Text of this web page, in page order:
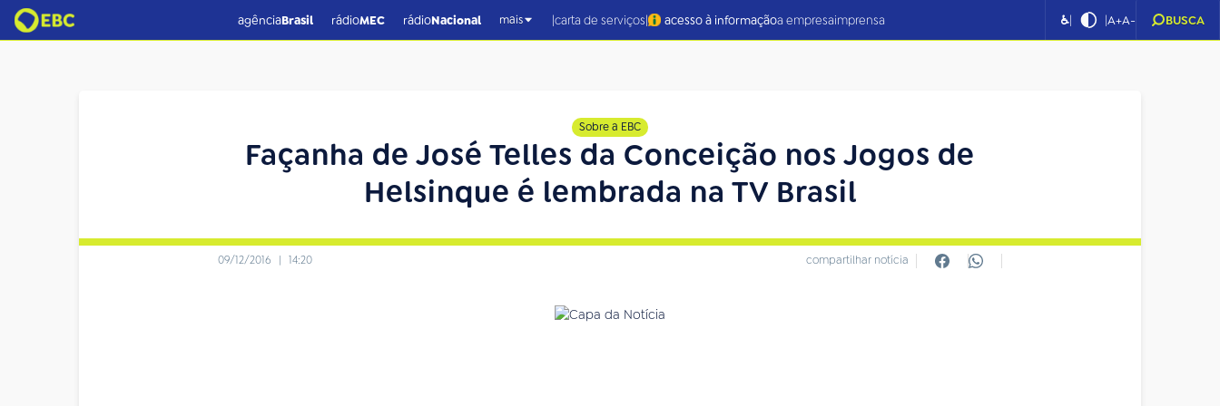
agênciaBrasil rádioMEC rádioNacional mais |carta de serviços| acesso à informaçãoa empresaimprensa ♿| |A+A- BUSCA
Sobre a EBC
Façanha de José Telles da Conceição nos Jogos de
Helsinque é lembrada na TV Brasil
09/12/2016 | 14:20 compartilhar notícia